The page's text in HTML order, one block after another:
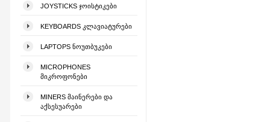
JOYSTICKS ᲯᲝᲘᲡᲢᲘᲙᲔᲑᲘ
KEYBOARDS ᲙᲚᲐᲕᲘᲐᲢᲣᲠᲔᲑᲘ
LAPTOPS ᲜᲝᲣᲗᲑᲣᲙᲔᲑᲘ
MICROPHONES
ᲛᲘᲙᲠᲝᲤᲝᲜᲔᲑᲘ
MINERS ᲛᲐᲘᲜᲔᲠᲔᲑᲘ ᲓᲐ
ᲐᲥᲡᲔᲡᲣᲐᲠᲔᲑᲘ